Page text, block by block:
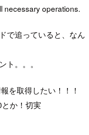
necessary operations.
で追っていると、なん
ト。。。
を取得したい！！！
か！切実